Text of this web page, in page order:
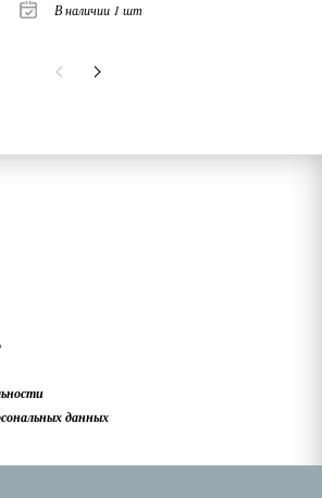
В наличии 1 шт
данных